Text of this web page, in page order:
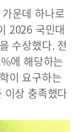
운데 하나로
2026 국민대
수상했다. 전
에 해당하는
이 요구하는
이상 충족했다